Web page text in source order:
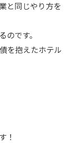
と同じやり方を
です。
を抱えたホテル
！